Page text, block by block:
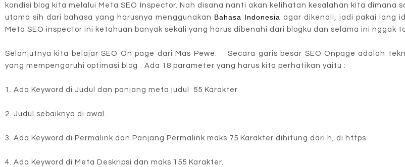
kondisi blog kita melalui Meta SEO Inspector. Nah disana nanti akan kelihatan kesalahan kita dimana
utama sih dari bahasa yang harusnya menggunakan Bahasa Indonesia agar dikenali, jadi pakai lang
Meta SEO inspector ini ketahuan banyak sekali yang harus dibenahi dari blogku dan selama ini nggak
Selanjutnya kita belajar SEO On page dari Mas Pewe. Secara garis besar SEO Onpage adalah
yang mempengaruhi optimasi blog⁩ . Ada 18 parameter yang harus kita perhatikan yaitu :
1. Ada Keyword di Judul dan panjang meta judul 55 Karakter.
2. Judul sebaiknya di awal.
3. Ada Keyword di Permalink dan Panjang Permalink maks 75 Karakter dihitung dari h, di https.
4. Ada Keyword di Meta Deskripsi dan maks 155 Karakter.